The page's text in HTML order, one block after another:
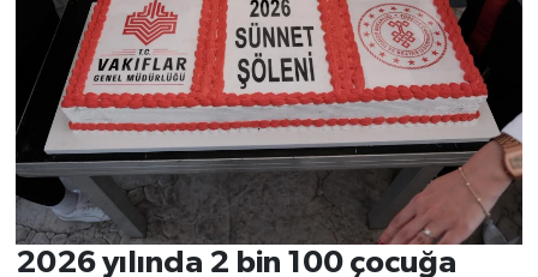
2026 yılında 2 bin 100 çocuğa